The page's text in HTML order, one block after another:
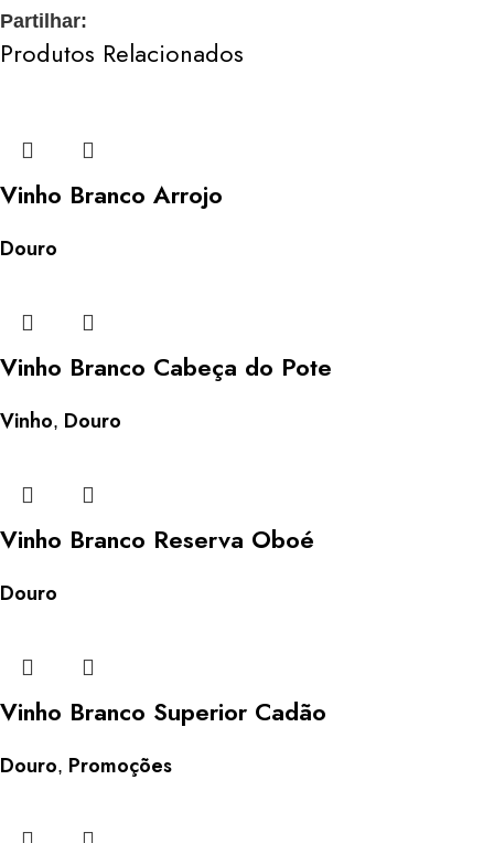
Partilhar:
Produtos Relacionados
Vinho Branco Arrojo
Douro
Vinho Branco Cabeça do Pote
Vinho, Douro
Vinho Branco Reserva Oboé
Douro
Vinho Branco Superior Cadão
Douro, Promoções